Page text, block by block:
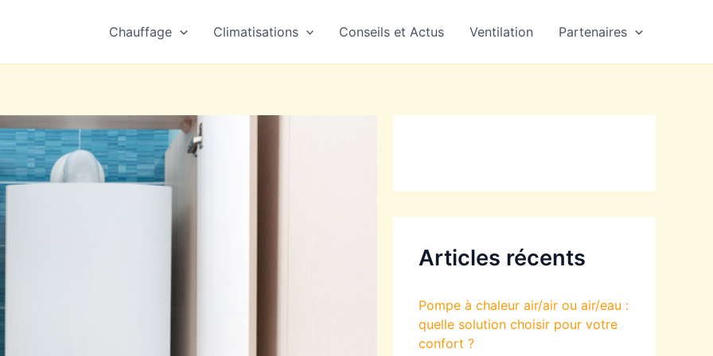
Chauffage Climatisations Conseils et Actus Ventilation Partenaires
Articles récents
Pompe à chaleur air/air ou air/eau :
quelle solution choisir pour votre
confort ?